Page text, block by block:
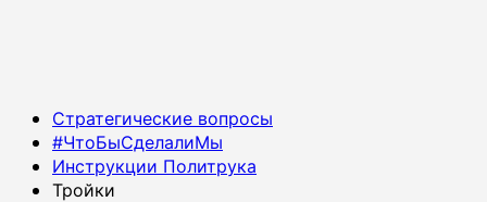
Основное
меню
Стратегические вопросы
#ЧтоБыСделалиМы
Инструкции Политрука
Тройки